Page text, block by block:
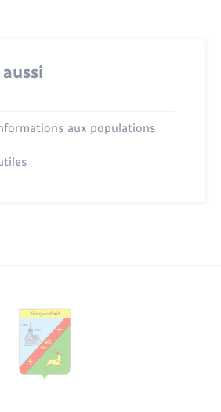
aux populations